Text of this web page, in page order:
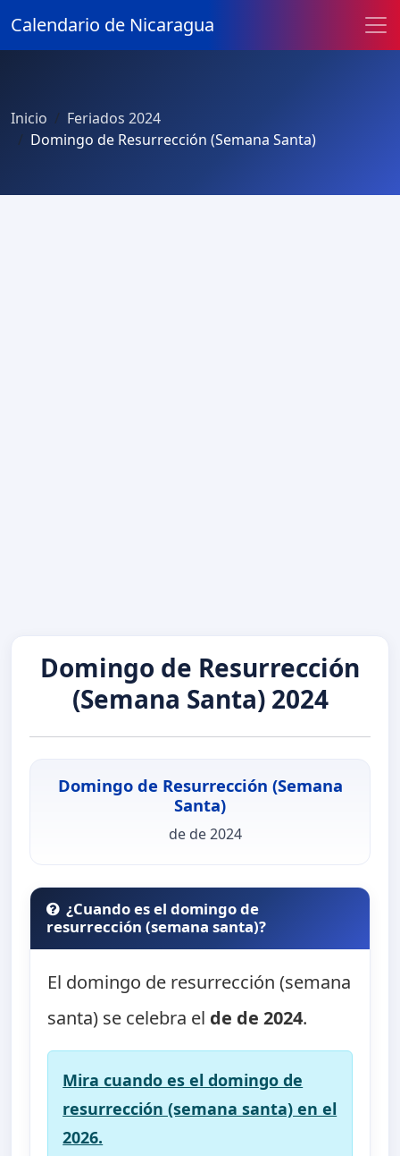
Calendario de Nicaragua
Inicio
Feriados 2024
Domingo de Resurrección (Semana Santa)
Domingo de Resurrección
(Semana Santa) 2024
Domingo de Resurrección (Semana
Santa)
de de 2024
¿Cuando es el domingo de
resurrección (semana santa)?
El domingo de resurrección (semana
santa) se celebra el de de 2024.
Mira cuando es el domingo de
resurrección (semana santa) en el
2026.